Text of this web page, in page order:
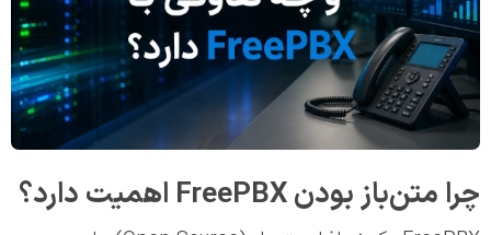
چرا متن‌باز بودن FreePBX اهمیت دارد؟